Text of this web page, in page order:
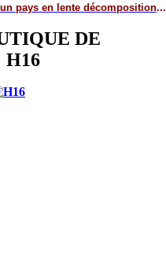
pays en lente décomposition...
DE